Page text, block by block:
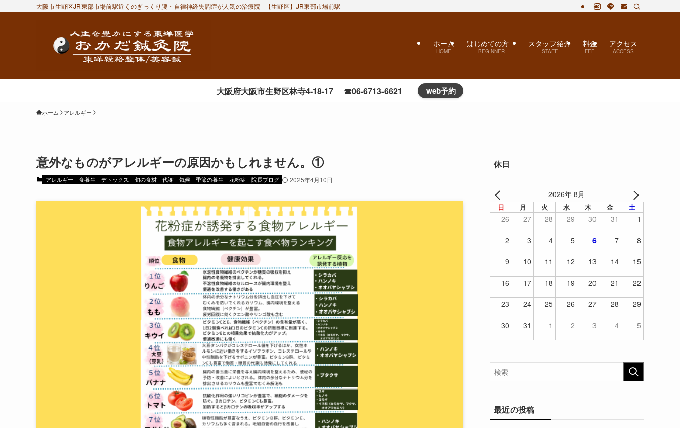
大阪市生野区JR東部市場前駅近くのぎっくり腰・自律神経失調症が人気の治療院 | 【生野区】JR東部市場前駅近くのおかだ鍼灸整骨院｜ぎっくり腰・自律神経失調症が人気！
ホーム
HOME
はじめての方
BEGINNER
スタッフ紹介
STAFF
料金
FEE
アクセス
ACCESS
大阪府大阪市生野区林寺4-18-17 ☎06-6713-6621 web予約
ホーム アレルギー
意外なものがアレルギーの原因かもしれません。①
アレルギー 食養生 デトックス 旬の食材 代謝 気候 季節の養生 花粉症 院長ブログ 2025年4月10日
休日
2026年 8月
日 月 火 水 木 金 土
26 27 28 29 30 31 1
2 3 4 5 6 7 8
9 10 11 12 13 14 15
16 17 18 19 20 21 22
23 24 25 26 27 28 29
30 31 1 2 3 4 5
最近の投稿